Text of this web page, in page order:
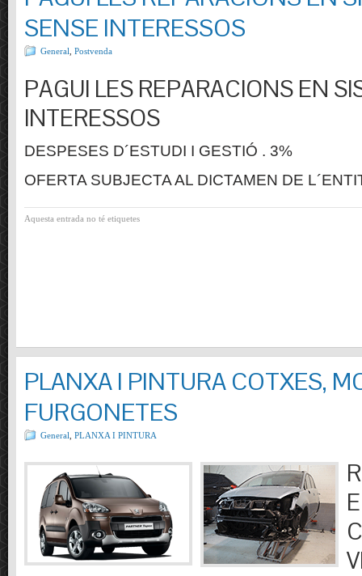
SENSE INTERESSOS
General Postvenda
PAGUI LES REPARACIONS EN
INTERESSOS
DESPESES D´ESTUDI I GESTIÓ . 3%
OFERTA SUBJECTA AL DICTAMEN DE
Aquesta entrada no té etiquetes
PLANXA I PINTURA COTXES,
FURGONETES
General PLANXA I PINTURA